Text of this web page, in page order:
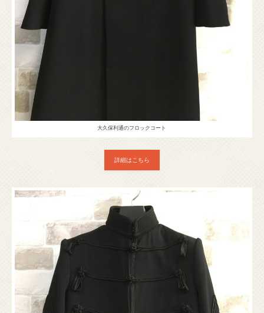
大久保利通のフロックコート
詳細はこちら